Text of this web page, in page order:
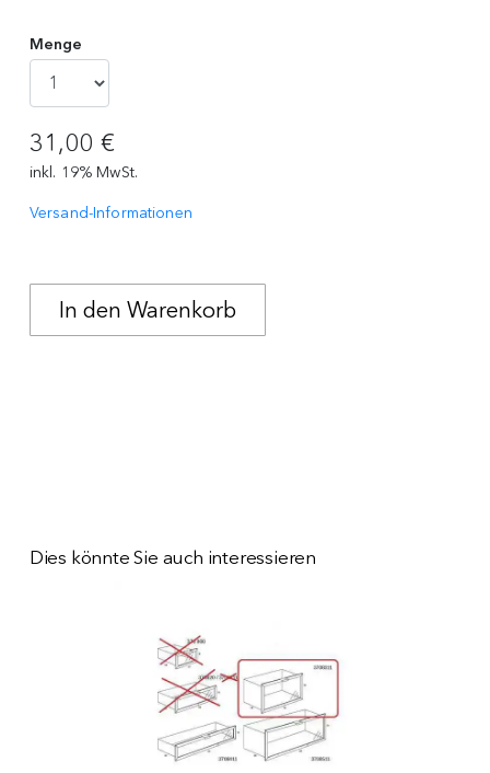
Menge
31,00 €
inkl. 19% MwSt.
Versand-Informationen
Dies könnte Sie auch interessieren